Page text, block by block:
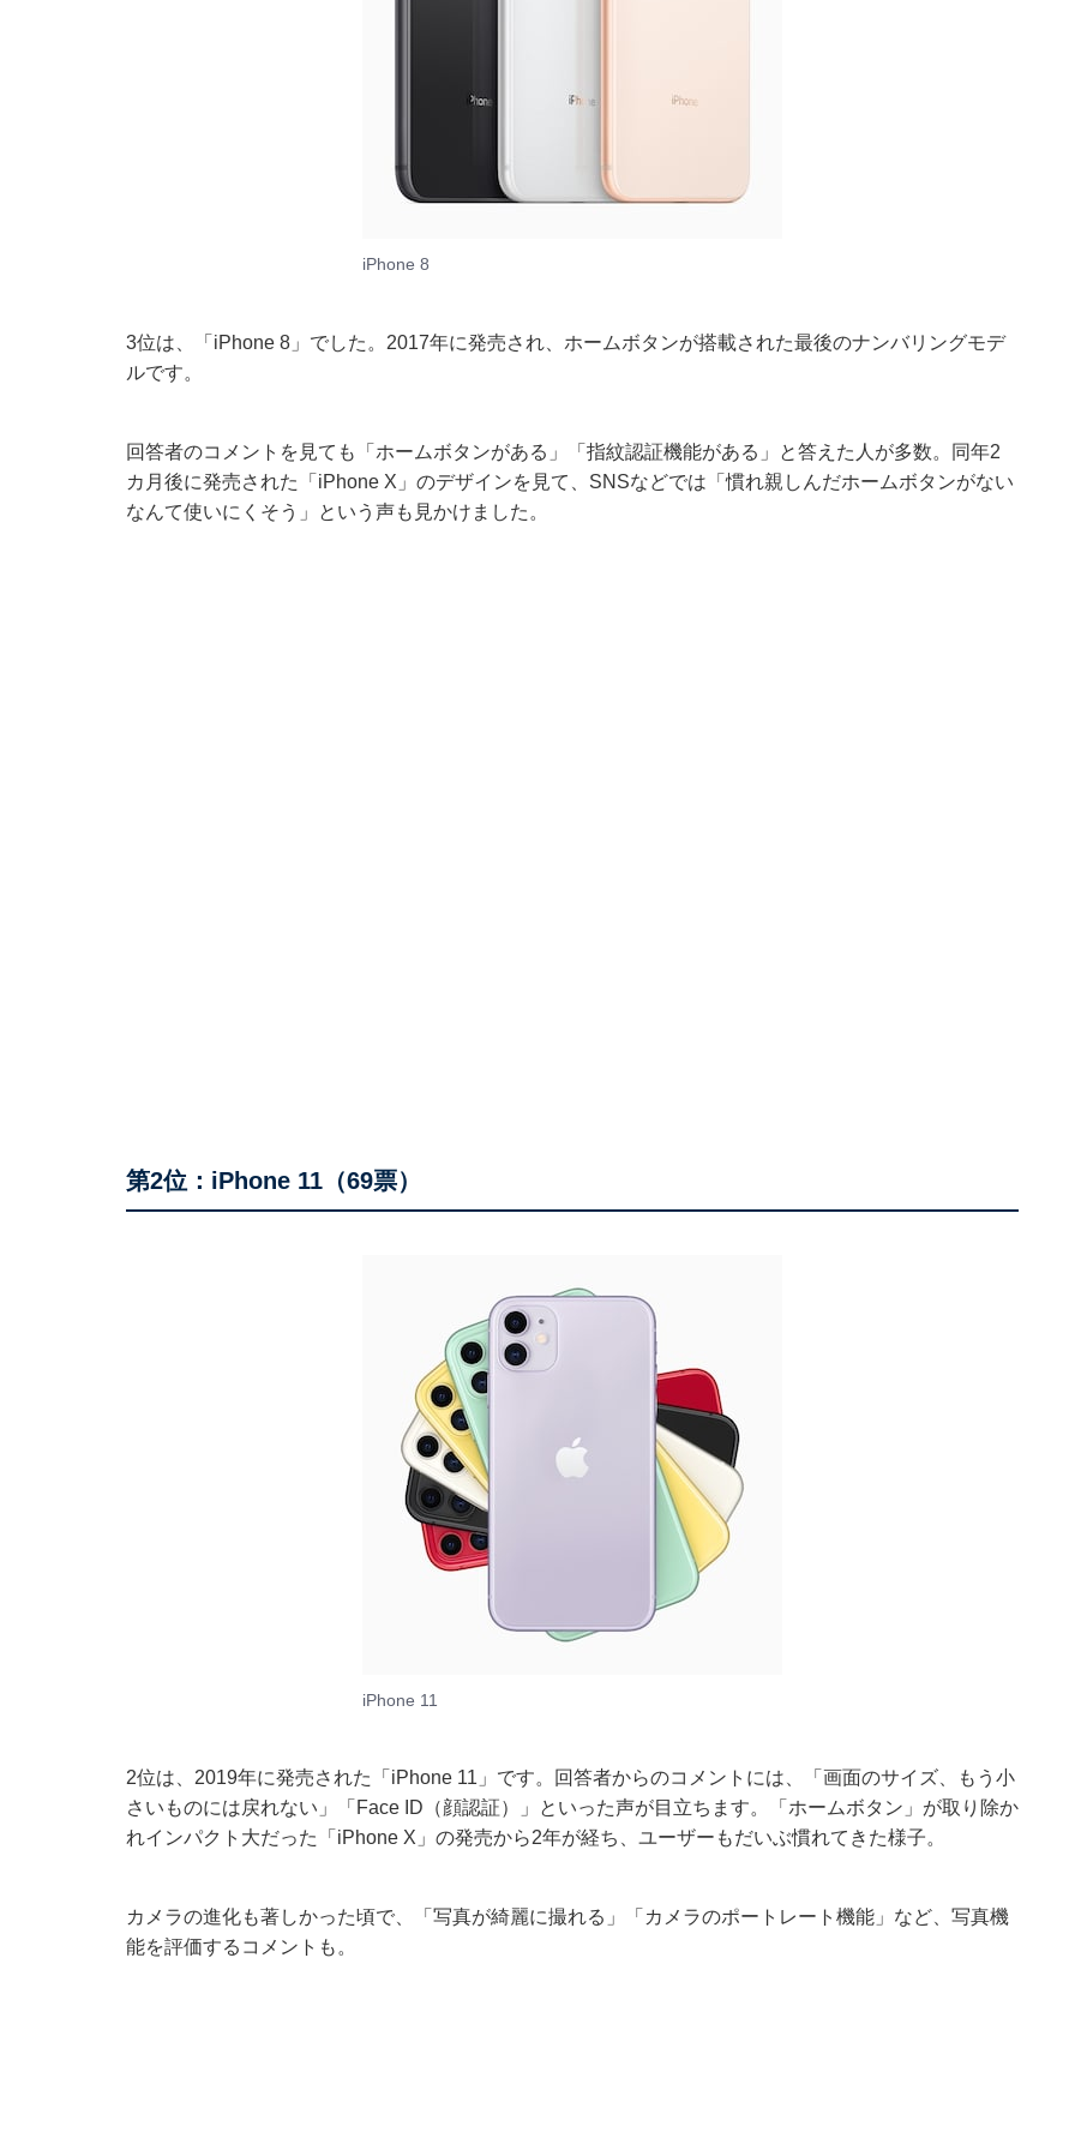
iPhone 8
3位は、「iPhone 8」でした。2017年に発売され、ホームボタンが搭載された最後のナンバリングモデ
ルです。
回答者のコメントを見ても「ホームボタンがある」「指紋認証機能がある」と答えた人が多数。同年2
カ月後に発売された「iPhone X」のデザインを見て、SNSなどでは「慣れ親しんだホームボタンがない
なんて使いにくそう」という声も見かけました。
第2位：iPhone 11（69票）
iPhone 11
2位は、2019年に発売された「iPhone 11」です。回答者からのコメントには、「画面のサイズ、もう小
さいものには戻れない」「Face ID（顔認証）」といった声が目立ちます。「ホームボタン」が取り除か
れインパクト大だった「iPhone X」の発売から2年が経ち、ユーザーもだいぶ慣れてきた様子。
カメラの進化も著しかった頃で、「写真が綺麗に撮れる」「カメラのポートレート機能」など、写真機
能を評価するコメントも。